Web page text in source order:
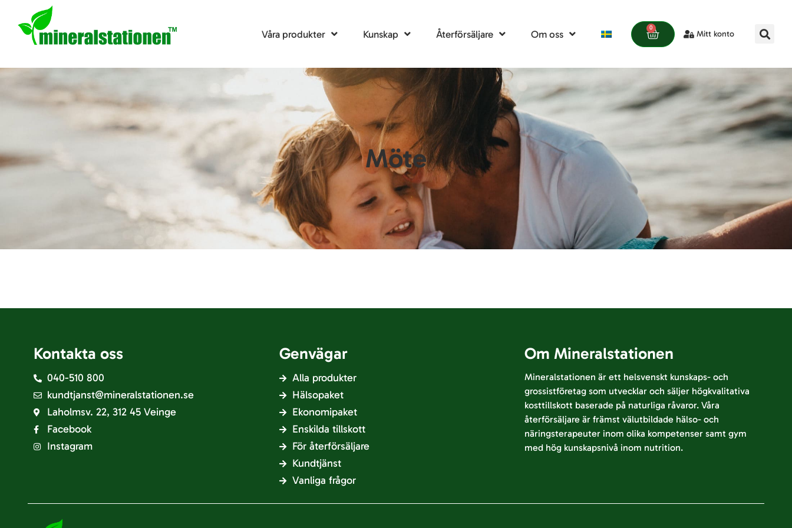
Våra produkter Kunskap Återförsäljare Om oss
0
Mitt konto
Möte
Kontakta oss
040-510 800
kundtjanst@mineralstationen.se
Laholmsv. 22, 312 45 Veinge
Facebook
Instagram
Genvägar
Alla produkter
Hälsopaket
Ekonomipaket
Enskilda tillskott
För återförsäljare
Kundtjänst
Vanliga frågor
Om Mineralstationen
Mineralstationen är ett helsvenskt kunskaps- och
grossistföretag som utvecklar och säljer högkvalitativa
kosttillskott baserade på naturliga råvaror. Våra
återförsäljare är främst välutbildade hälso- och
näringsterapeuter inom olika kompetenser samt gym
med hög kunskapsnivå inom nutrition.